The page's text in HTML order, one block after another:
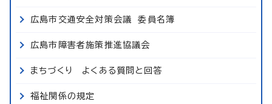
広島市交通安全対策会議 委員名簿
広島市障害者施策推進協議会
まちづくり よくある質問と回答
福祉関係の規定